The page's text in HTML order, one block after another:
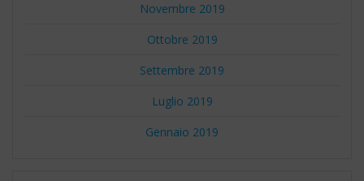
Novembre 2019
Ottobre 2019
Settembre 2019
Luglio 2019
Gennaio 2019